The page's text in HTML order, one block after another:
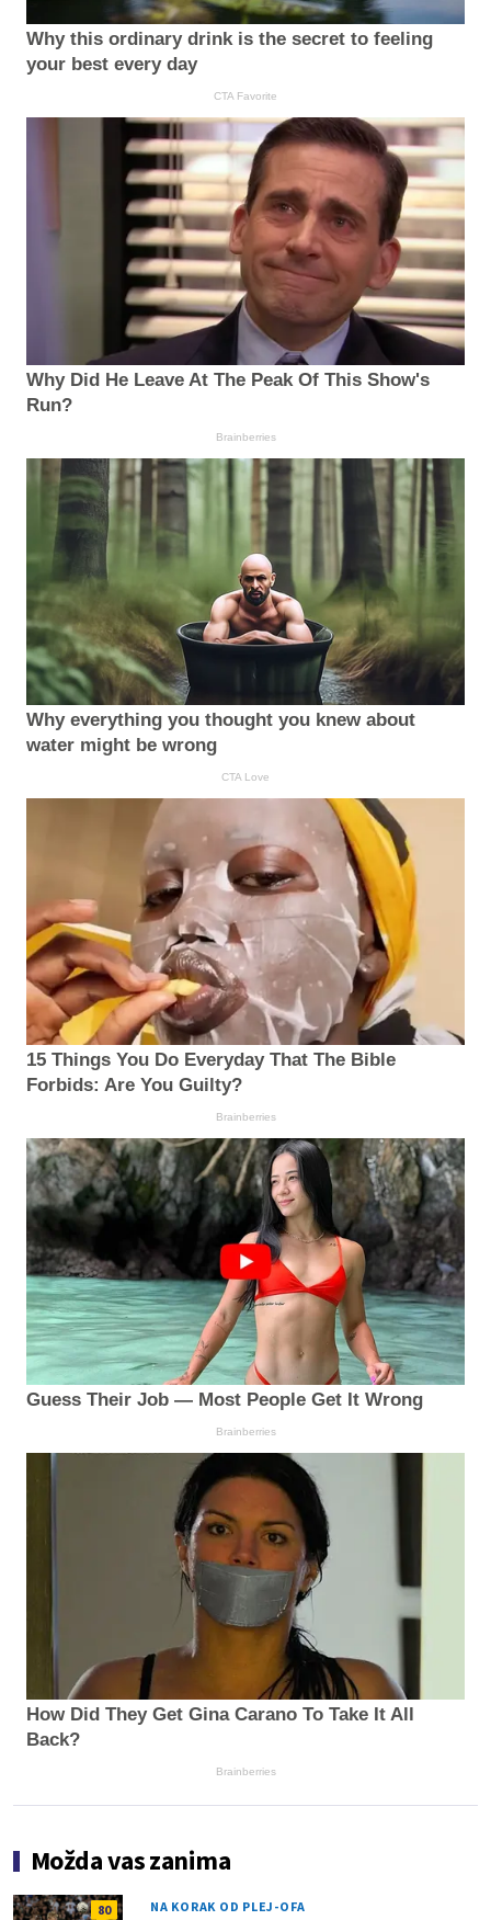
Why this ordinary drink is the secret to feeling
your best every day
CTA Favorite
Why Did He Leave At The Peak Of This Show's
Run?
Brainberries
Why everything you thought you knew about
water might be wrong
CTA Love
15 Things You Do Everyday That The Bible
Forbids: Are You Guilty?
Brainberries
Guess Their Job — Most People Get It Wrong
Brainberries
How Did They Get Gina Carano To Take It All
Back?
Brainberries
Možda vas zanima
80 NA KORAK OD PLEJ-OFA